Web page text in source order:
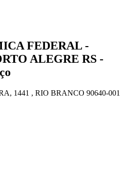
FEDERAL -
ALEGRE RS -
1441 , RIO BRANCO 90640-001